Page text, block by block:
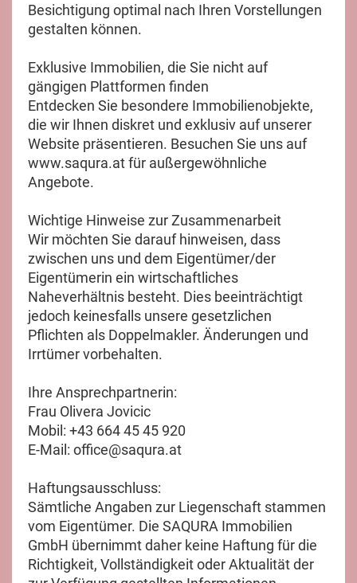
Besichtigung optimal nach Ihren Vorstellungen
gestalten können.
Exklusive Immobilien, die Sie nicht auf
gängigen Plattformen finden
Entdecken Sie besondere Immobilienobjekte,
die wir Ihnen diskret und exklusiv auf unserer
Website präsentieren. Besuchen Sie uns auf
www.saqura.at für außergewöhnliche
Angebote.
Wichtige Hinweise zur Zusammenarbeit
Wir möchten Sie darauf hinweisen, dass
zwischen uns und dem Eigentümer/der
Eigentümerin ein wirtschaftliches
Naheverhältnis besteht. Dies beeinträchtigt
jedoch keinesfalls unsere gesetzlichen
Pflichten als Doppelmakler. Änderungen und
Irrtümer vorbehalten.
Ihre Ansprechpartnerin:
Frau Olivera Jovicic
Mobil: +43 664 45 45 920
E-Mail: office@saqura.at
Haftungsausschluss:
Sämtliche Angaben zur Liegenschaft stammen
vom Eigentümer. Die SAQURA Immobilien
GmbH übernimmt daher keine Haftung für die
Richtigkeit, Vollständigkeit oder Aktualität der